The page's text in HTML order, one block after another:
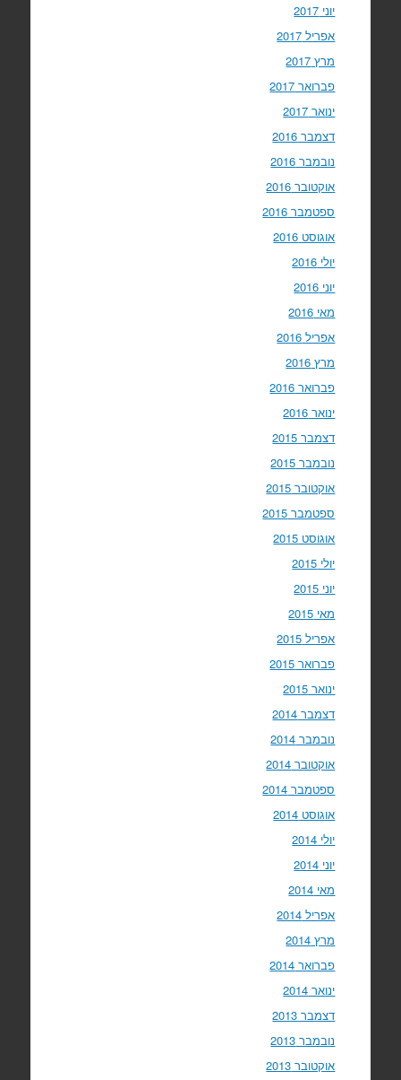
יוני 2017
אפריל 2017
מרץ 2017
פברואר 2017
ינואר 2017
דצמבר 2016
נובמבר 2016
אוקטובר 2016
ספטמבר 2016
אוגוסט 2016
יולי 2016
יוני 2016
מאי 2016
אפריל 2016
מרץ 2016
פברואר 2016
ינואר 2016
דצמבר 2015
נובמבר 2015
אוקטובר 2015
ספטמבר 2015
אוגוסט 2015
יולי 2015
יוני 2015
מאי 2015
אפריל 2015
פברואר 2015
ינואר 2015
דצמבר 2014
נובמבר 2014
אוקטובר 2014
ספטמבר 2014
אוגוסט 2014
יולי 2014
יוני 2014
מאי 2014
אפריל 2014
מרץ 2014
פברואר 2014
ינואר 2014
דצמבר 2013
נובמבר 2013
אוקטובר 2013